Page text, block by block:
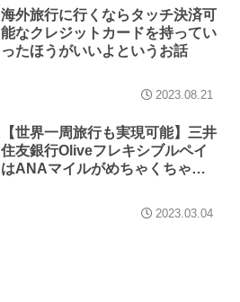
海外旅行に行くならタッチ決済可
能なクレジットカードを持ってい
ったほうがいいよというお話
2023.08.21
【世界一周旅行も実現可能】三井
住友銀行Oliveフレキシブルペイ
はANAマイルがめちゃくちゃ貯
2023.03.04